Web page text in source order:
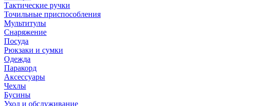
Тактические ручки
Точильные приспособления
Мультитулы
Снаряжение
Посуда
Рюкзаки и сумки
Одежда
Паракорд
Аксессуары
Чехлы
Бусины
Уход и обслуживание